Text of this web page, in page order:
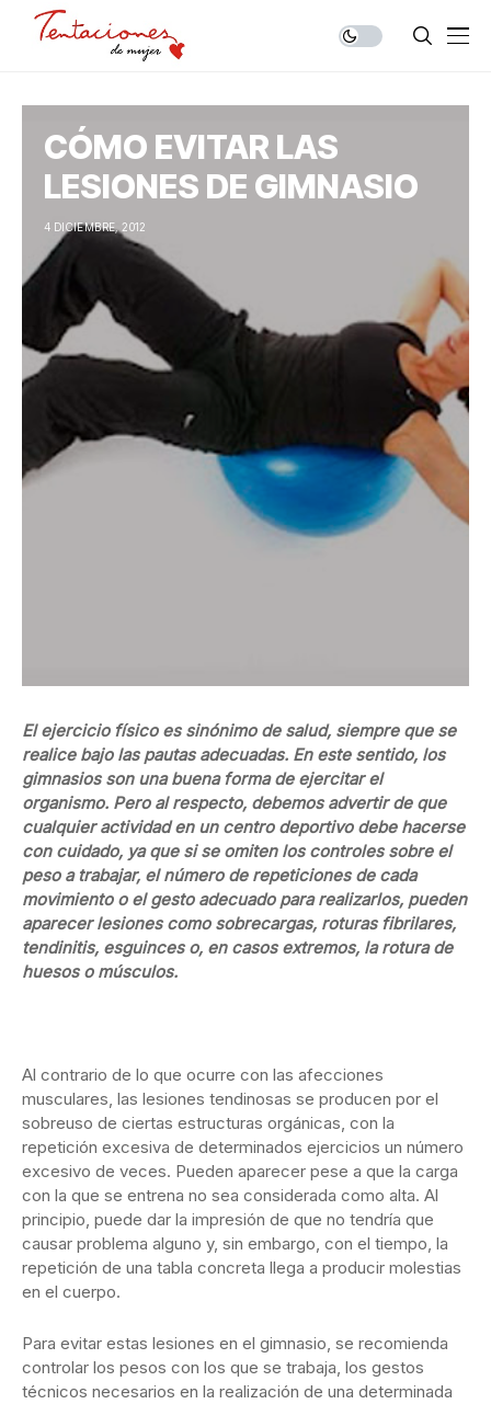
CÓMO EVITAR LAS
LESIONES DE GIMNASIO
4 DICIEMBRE, 2012
El ejercicio físico es sinónimo de salud, siempre que se
realice bajo las pautas adecuadas. En este sentido, los
gimnasios son una buena forma de ejercitar el
organismo. Pero al respecto, debemos advertir de que
cualquier actividad en un centro deportivo debe hacerse
con cuidado, ya que si se omiten los controles sobre el
peso a trabajar, el número de repeticiones de cada
movimiento o el gesto adecuado para realizarlos, pueden
aparecer lesiones como sobrecargas, roturas fibrilares,
tendinitis, esguinces o, en casos extremos, la rotura de
huesos o músculos.
Al contrario de lo que ocurre con las afecciones
musculares, las lesiones tendinosas se producen por el
sobreuso de ciertas estructuras orgánicas, con la
repetición excesiva de determinados ejercicios un número
excesivo de veces. Pueden aparecer pese a que la carga
con la que se entrena no sea considerada como alta. Al
principio, puede dar la impresión de que no tendría que
causar problema alguno y, sin embargo, con el tiempo, la
repetición de una tabla concreta llega a producir molestias
en el cuerpo.
Para evitar estas lesiones en el gimnasio, se recomienda
controlar los pesos con los que se trabaja, los gestos
técnicos necesarios en la realización de una determinada